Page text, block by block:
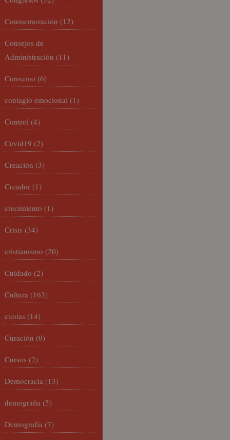
Conmemoración (12)
Consejos de
Administración (11)
Consumo (6)
contagio emocional (1)
Control (4)
Covid19 (2)
Creación (3)
Creador (1)
crecimiento (1)
Crisis (34)
cristianismo (20)
Cuidado (2)
Cultura (163)
cuotas (14)
Curación (0)
Cursos (2)
Democracia (13)
demografia (5)
Demografía (7)